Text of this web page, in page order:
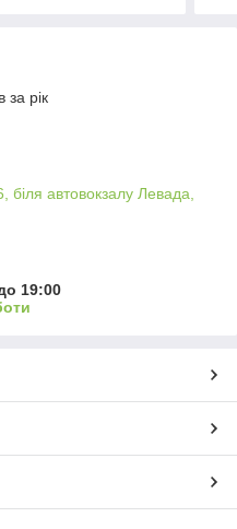
за рік
біля автовокзалу Левада,
19:00